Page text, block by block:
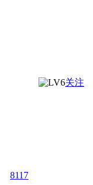
关注
8117